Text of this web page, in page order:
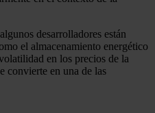
desarrolladores están
el almacenamiento energético
en los precios de la
convierte en una de las